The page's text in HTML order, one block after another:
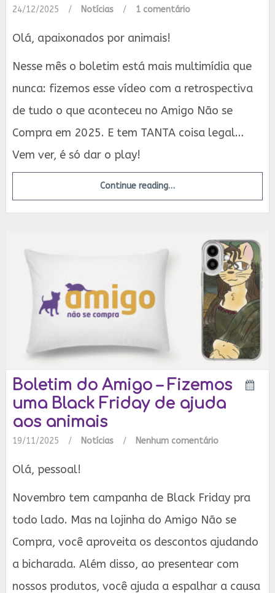
24/12/2025 / Notícias / 1 comentário
Olá, apaixonados por animais!
Nesse mês o boletim está mais multimídia que
nunca: fizemos esse vídeo com a retrospectiva
de tudo o que aconteceu no Amigo Não se
Compra em 2025. E tem TANTA coisa legal…
Vem ver, é só dar o play!
Continue reading…
Boletim do Amigo – Fizemos
uma Black Friday de ajuda
aos animais
19/11/2025 / Notícias / Nenhum comentário
Olá, pessoal!
Novembro tem campanha de Black Friday pra
todo lado. Mas na lojinha do Amigo Não se
Compra, você aproveita os descontos ajudando
a bicharada. Além disso, ao presentear com
nossos produtos, você ajuda a espalhar a causa